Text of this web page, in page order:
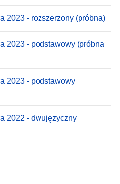
2023 - rozszerzony (próbna)
2023 - podstawowy (próbna
2023 - podstawowy
2022 - dwujęzyczny